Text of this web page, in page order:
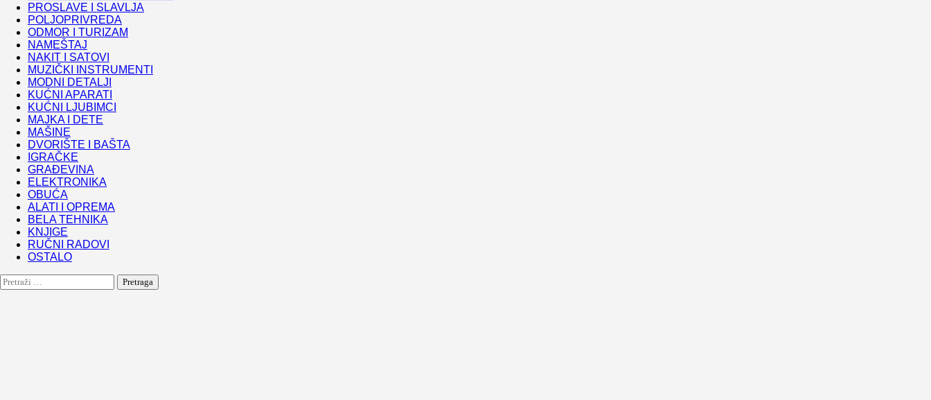
PROSLAVE I SLAVLJA
POLJOPRIVREDA
ODMOR I TURIZAM
NAMEŠTAJ
NAKIT I SATOVI
MUZIČKI INSTRUMENTI
MODNI DETALJI
KUĆNI APARATI
KUĆNI LJUBIMCI
MAJKA I DETE
MAŠINE
DVORIŠTE I BAŠTA
IGRAČKE
GRAĐEVINA
ELEKTRONIKA
OBUĆA
ALATI I OPREMA
BELA TEHNIKA
KNJIGE
RUČNI RADOVI
OSTALO
Pretraga: